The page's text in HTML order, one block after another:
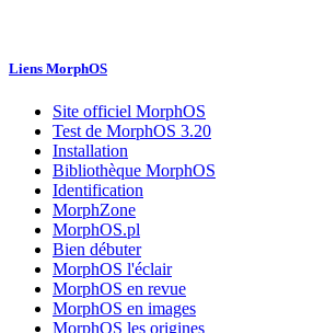
Liens MorphOS
Site officiel MorphOS
Test de MorphOS 3.20
Installation
Bibliothèque MorphOS
Identification
MorphZone
MorphOS.pl
Bien débuter
MorphOS l'éclair
MorphOS en revue
MorphOS en images
MorphOS les origines